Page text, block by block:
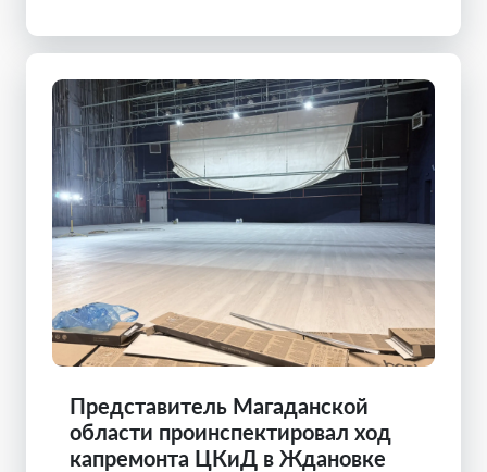
Представитель Магаданской
области проинспектировал ход
капремонта ЦКиД в Ждановке